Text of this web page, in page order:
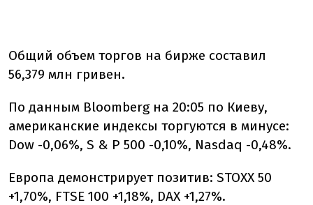
Общий объем торгов на бирже составил
56,379 млн гривен.
По данным Bloomberg на 20:05 по Киеву,
американские индексы торгуются в минусе:
Dow -0,06%, S & P 500 -0,10%, Nasdaq -0,48%.
Европа демонстрирует позитив: STOXX 50
+1,70%, FTSE 100 +1,18%, DAX +1,27%.